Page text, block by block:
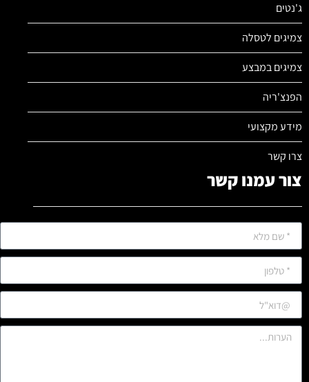
ג'נטים
צמיגים לטסלה
צמיגים במבצע
הפנצ'ריה
מידע מקצועי
צרו קשר
צור עמנו קשר